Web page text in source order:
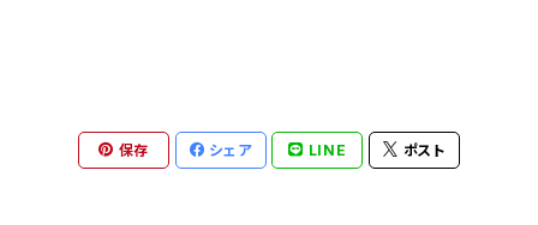
保存 シェア LINE ポスト